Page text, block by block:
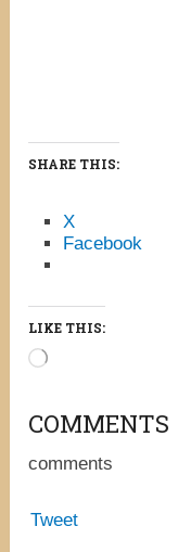
SHARE THIS:
X
Facebook
LIKE THIS:
Loading…
COMMENTS
comments
Tweet